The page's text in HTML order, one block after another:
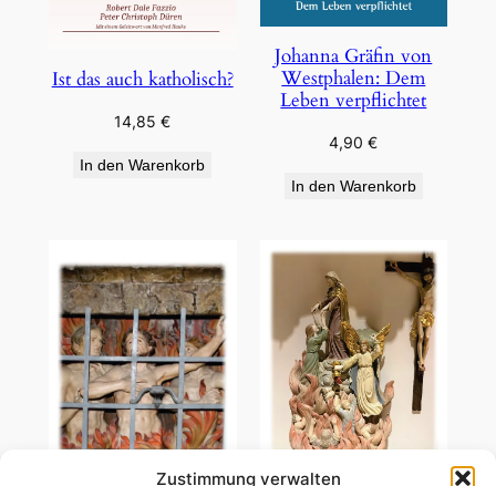
Zustimmung verwalten
Ist das auch katholisch?
14,85€
In den Warenkorb
Johanna Gräfin von
Westphalen: Dem
Leben verpflichtet
4,90€
In den Warenkorb